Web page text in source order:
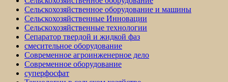
Сельскохозяйственное оборудование и машины
Сельскохозяйственные Инновации
Сельскохозяйственные технологии
Сепаратор твердой и жидкой фаз
смесительное оборудование
Современное агроинженерное дело
Современное оборудование
суперфосфат